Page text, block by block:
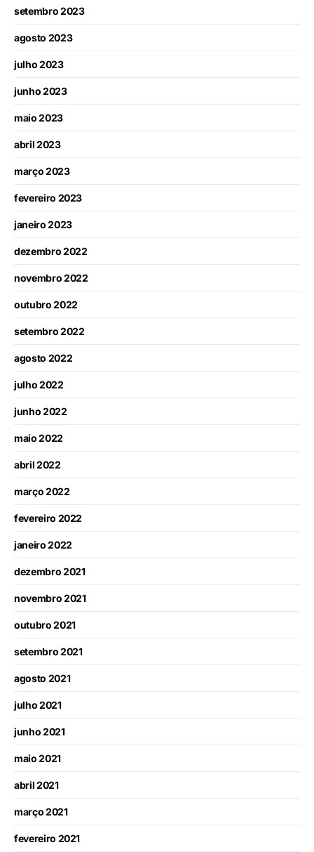
setembro 2023
agosto 2023
julho 2023
junho 2023
maio 2023
abril 2023
março 2023
fevereiro 2023
janeiro 2023
dezembro 2022
novembro 2022
outubro 2022
setembro 2022
agosto 2022
julho 2022
junho 2022
maio 2022
abril 2022
março 2022
fevereiro 2022
janeiro 2022
dezembro 2021
novembro 2021
outubro 2021
setembro 2021
agosto 2021
julho 2021
junho 2021
maio 2021
abril 2021
março 2021
fevereiro 2021